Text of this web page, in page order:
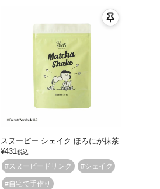
スヌーピー シェイク ほろにが抹茶
¥431税込
#スヌーピードリンク #シェイク
#自宅で手作り